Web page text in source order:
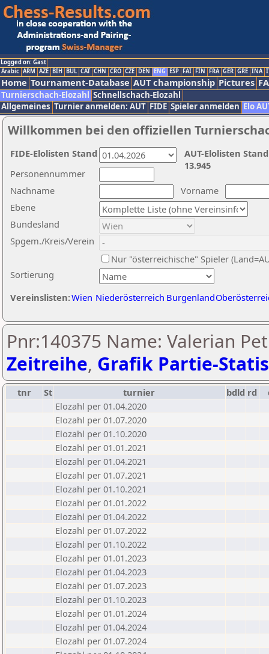
Logged on: Gast
Arabic ARM AZE BIH BUL CAT CHN CRO CZE DEN ENG ESP FAI FIN FRA GER GRE INA
Home Tournament-Database AUT championship Pictures
Turnierschach-Elozahl Schnellschach-Elozahl
Allgemeines Turnier anmelden: AUT FIDE Spieler anmelden Elo
Willkommen bei den offiziellen
Nachname
Vorname
Ebene
Sortierung
Personennummer
Bundesland
Spgem./Kreis/Verein
Nur "österreichische" Spieler
Vereinslisten:Wien Niederösterreich Burgenland
AUT-Elolisten
13.945
FIDE-Elolisten Stand
Pnr:140375 Name: Valerian
Zeitreihe, Grafik Partie-
tnr St turnier bdld rd
Elozahl per 01.04.2020
Elozahl per 01.07.2020
Elozahl per 01.10.2020
Elozahl per 01.01.2021
Elozahl per 01.04.2021
Elozahl per 01.07.2021
Elozahl per 01.10.2021
Elozahl per 01.01.2022
Elozahl per 01.04.2022
Elozahl per 01.07.2022
Elozahl per 01.10.2022
Elozahl per 01.01.2023
Elozahl per 01.04.2023
Elozahl per 01.07.2023
Elozahl per 01.10.2023
Elozahl per 01.01.2024
Elozahl per 01.04.2024
Elozahl per 01.07.2024